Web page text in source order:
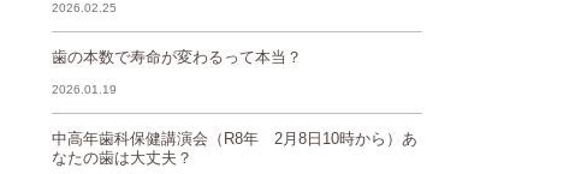
2026.02.25
歯の本数で寿命が変わるって本当？
2026.01.19
中高年歯科保健講演会（R8年 2月8日10時から）あ
なたの歯は大丈夫？